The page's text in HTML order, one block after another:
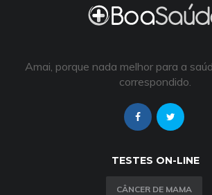
Amai, porque nada melhor para a
correspondido.
TESTES ON-LINE
CÂNCER DE MAMA